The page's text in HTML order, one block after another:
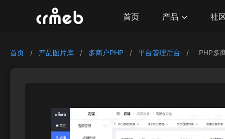
首页 产品 社
首页 / 产品图片库 / 多商户PHP / 平台管理后台 / PHP多